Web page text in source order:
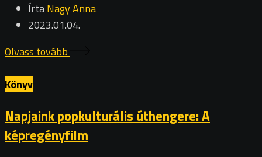
ÍrtaNagy Anna
2023.01.04.
Olvass tovább
Könyv
Napjaink popkulturális úthengere: A
képregényfilm